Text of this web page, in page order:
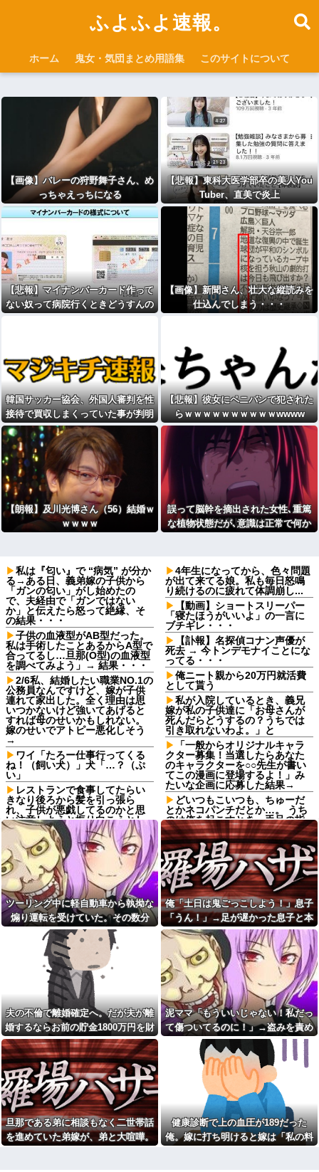
ふよふよ速報。
ホーム 鬼女・気団まとめ用語集 このサイトについて
【画像】バレーの狩野舞子さん、め
っちゃえっちになる
【悲報】東科大医学部卒の美人You
Tuber、直美で炎上
【悲報】マイナンバーカード作って
ない奴って病院行くときどうすんの
【画像】新聞さん、壮大な縦読みを
仕込んでしまう・・・
韓国サッカー協会、外国人審判を性
接待で買収しまくっていた事が判明
【悲報】彼女にペニバンで犯された
らｗｗｗｗｗｗｗｗｗｗwwww
【朗報】及川光博さん（56）結婚ｗ
ｗｗｗｗ
誤って脳幹を摘出された女性､重篤
な植物状態だが､意識は正常で何か
私は『匂い』で “病気” が分か
る→ある日、義弟嫁の子供から
「ガンの匂い」がし始めたの
で、夫経由で「ガンではない
か」と伝えたら怒って絶縁、そ
の結果・・・
子供の血液型がAB型だった。
私は手術したことあるからA型で
合ってるし…旦那(O型)の血液型
を調べてみよう」→ 結果・・・
2/6私、結婚したい職業NO.1の
公務員なんですけど、嫁が子供
連れて家出した。全く理由は思
いつかないけど強いてあげると
すれば母のせいかもしれない。
嫁のせいでアトピー悪化しそう
→
ワイ「たろー仕事行ってくる
ね！（飼い犬）」犬「…？（ぷ
い」
レストランで食事してたらい
きなり後ろから髪を引っ張ら
れ、子供が悪戯してるのかと思
い注意しようと振り向こうとし
たら耳元でハサミの音がした！
妙に頭が軽くなったと思った
ら…
【家族内争い】 嫁のピアノを
兄嫁が欲しがり親も譲れと言い
出した結果…ｗｗｗｗ
佐藤二朗、妻とのハグを報告
「文〇砲より遥かに威力は弱い
が、僕のノロケ砲をお見舞いす
る」
【画像】日本のセクシー過ぎ
る女性犯罪者一覧が冗談抜きに
レベル高過ぎる件w w w w w w
【衝撃】広末涼子さんが地上
波にスピード復帰できる理由←
コレ、誰にも分からない模様w w
w w w w w w
【画像】俺たちの姫本田望
結、久しぶりに画像を投稿した
結果→やっぱりワイらの姫だっ
たw w w w w w w w w w
【画像】ワイの会社の女さ
ん、『コレ』を強調し過ぎて完
全にあたしこ枠を狙ってるんだ
がw w w w w w w w w w w w
【悲報】 マイナ保険証のクソ
ぶり、バレるｗｗｗｗｗｗｗｗ
ｗ
4年生になってから、色々問題
が出て来てる娘。私も毎日怒鳴
り続けるのに疲れて体調崩し...
【動画】ショートスリーパー
「寝たほうがいいよ」の一言に
ブチギレ・・・
【訃報】名探偵コナン声優が
死去 → 今トンデモナイことにな
ってる・・・
俺ニート親から20万円就活費
として貰う
私が入院しているとき、義兄
嫁が私の子供達に「お母さんが
死んだらどうするの？うちでは
引き取れないわよ。」と
「一般からオリジナルキャラ
クター募集！当選したらあなた
のキャラクターを○○先生が書い
てこの漫画に登場するよ！」み
たいな企画に応募した結果→
どいつもこいつも、ちゅーだ
とかネコパンチだとか…。 うち
のは俺を起こすとき、手足の指
を噛みますが何か。【再】
日本円、協調介入も米雇用統
計も無効化の流れ他
PTA会長が事故で辞退→旦那
「妻の代わりに僕がやります」
→1年後…名物ガンコジジイを草
むしりに召喚、不登校児を学校
に復帰させる無双状態にｗｗ
【巨人対ヤクルト17回戦】巨
人、2回裏2アウト一二塁から浦
田のタイムリーで同点に追いつ
く！！！！！！
【朗報】かつや感謝祭が開催
中！人気メニューが税抜150円引
き＆ご飯大盛り無料
【困惑】嫁の誕生日にサプラ
イズしたら「苦行だった」と言
われたんだが…その理由が納得
いかないｗｗｗｗ
こども園から孫が怪我した迎
えにと連絡あり。石をどかして
ミミズ集め足の上に石を落とし
たそうな
Ａちゃんママは遊園地や水族
館が大嫌い。夏休みのお出かけ
先はおばあちゃんちだけ。私の
母「可哀想。孫ちゃんと一緒に
ＴＤＬに連れて行ってあげた
い」→Ａママに烈火の如くキレ
ツーリング中に軽自動車から執拗な
煽り運転を受けていた。その数分
後、思わぬ結末を目撃することにな
俺「土日は鬼ごっこしよう！」息子
「うん！」→足が遅かった息子と本
気で遊び続けた10年後…
夫の不倫で離婚確定へ。だが夫が離
婚するならお前の貯金1800万円を財
産分与しろ」と言い出した
泥ママ「もういいじゃない！私だっ
て傷ついてるのに！」→盗みを責め
られた泥ママがまさかの被害者アピ
ール。その言い分に周囲から笑いが
漏れてしまい…
旦那である弟に相談もなく二世帯話
を進めていた弟嫁が、弟と大喧嘩。
健康診断で上の血圧が189だった
俺。嫁に打ち明けると嫁は「私の料